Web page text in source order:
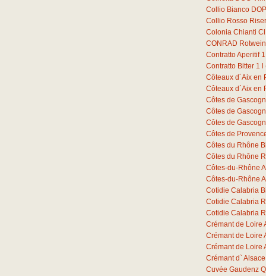
Collio Bianco
Collio Rosso
Colonia Chianti
CONRAD
Contratto Aperitif 1
Contratto Bitter 1
Côteaux d´Aix en
Côteaux d´Aix en
Côtes de
Côtes de
Côtes de
Côtes de
Côtes du Rhône
Côtes du Rhône
Côtes-du-Rhône
Côtes-du-Rhône
Cotidie Calabria
Cotidie Calabria
Cotidie Calabria
Crémant de Loire
Crémant de Loire
Crémant de Loire
Crémant d`
Cuvée Gaudenz